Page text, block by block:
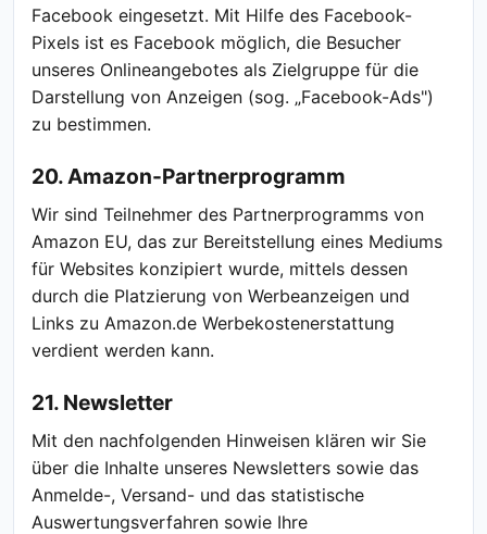
Facebook eingesetzt. Mit Hilfe des Facebook-
Pixels ist es Facebook möglich, die Besucher
unseres Onlineangebotes als Zielgruppe für die
Darstellung von Anzeigen (sog. „Facebook-Ads")
zu bestimmen.
20. Amazon-Partnerprogramm
Wir sind Teilnehmer des Partnerprogramms von
Amazon EU, das zur Bereitstellung eines Mediums
für Websites konzipiert wurde, mittels dessen
durch die Platzierung von Werbeanzeigen und
Links zu Amazon.de Werbekostenerstattung
verdient werden kann.
21. Newsletter
Mit den nachfolgenden Hinweisen klären wir Sie
über die Inhalte unseres Newsletters sowie das
Anmelde-, Versand- und das statistische
Auswertungsverfahren sowie Ihre